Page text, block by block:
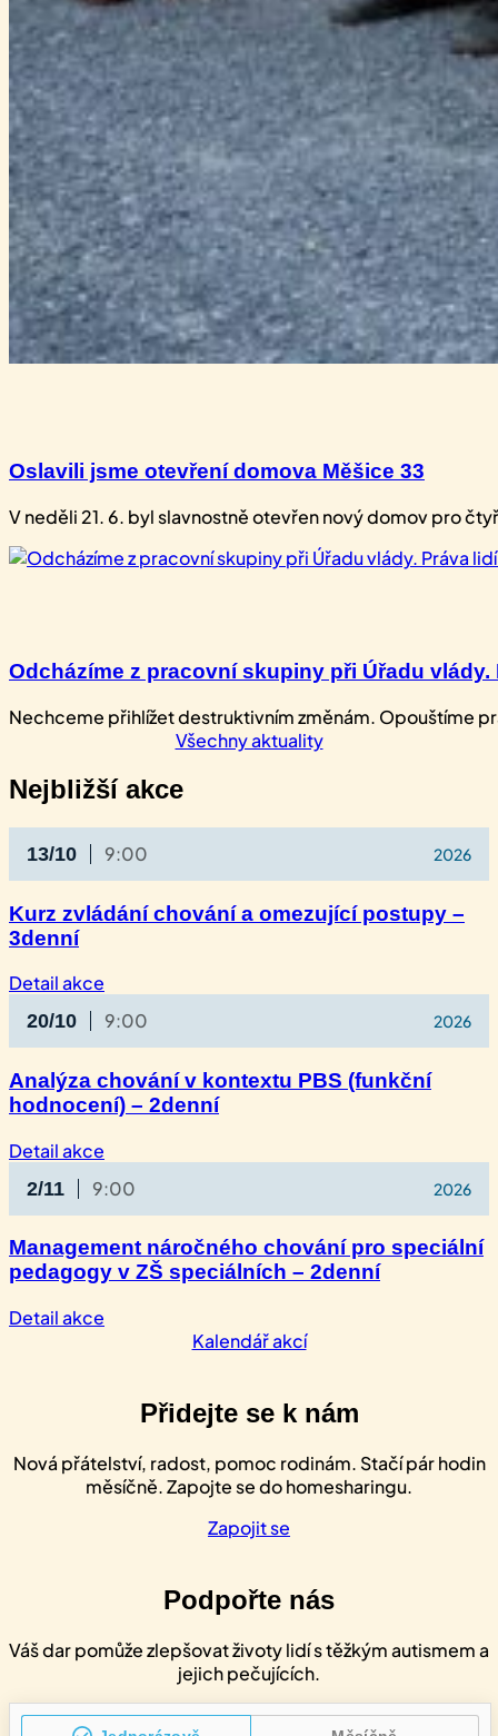
Oslavili jsme otevření domova Měšice 33
V neděli ​21. 6. b​yl slavnostně otevře​n nový domov pro
Odcházíme z pracovní skupiny při Úřadu vlády.
Nechceme přihlížet destruktivním změnám. Opouštíme
Všechny aktuality
Nejbližší akce
13/10 2026
9:00
Kurz zvládání chování a omezující postupy –
3denní
Detail akce
zvládání
chování
a omezující
postupy
–
20/10 2026
9:00
Analýza chování v kontextu PBS (funkční
hodnocení) – 2denní
Detail akce
chování
v kontextu
PBS
(funkční
hodnocení)
2/11 2026
9:00
Management náročného chování pro speciální
pedagogy v ZŠ speciálních – 2denní
Detail akce
Management
pedagogy
v ZŠ
speciálních
Kalendář akcí
Přidejte se k nám
Nová přátelství, radost, pomoc rodinám. Stačí pár hodin
měsíčně. Zapojte se do homesharingu.
Zapojit se
Podpořte nás
Váš dar pomůže zlepšovat životy lidí s těžkým autismem a
jejich pečujících.